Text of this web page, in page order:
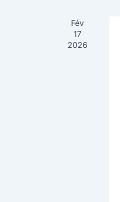
Fév
17
2026